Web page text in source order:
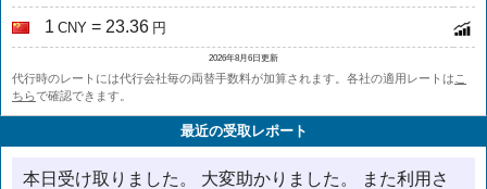
1 CNY = 23.36 円
2026年8月6日更新
代行時のレートには代行会社毎の両替手数料が加算されます。各社の適用レートは こ
ちらで確認できます。
最近の受取レポート
本日受け取りました。 大変助かりました。 また利用さ